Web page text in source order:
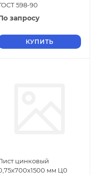
598-90
запросу
КУПИТЬ
цинковый
мм Ц0